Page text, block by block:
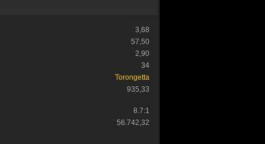
3,68
57,50
2,90
34
Torongetta
935,33
8.7:1
56.742,32